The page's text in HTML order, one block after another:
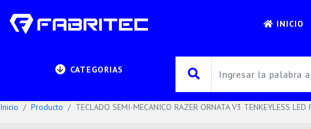
INICIO
CATEGORIAS
Inicio Producto TECLADO SEMI-MECANICO RAZER ORNATA V3 TENKEYLESS